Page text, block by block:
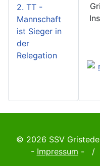
2. TT -
Mannschaft
ist Sieger in
der
Relegation
© 2026 SSV
- Impressum - /